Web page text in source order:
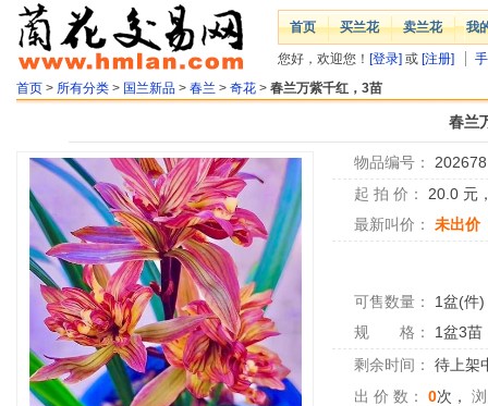
首页 买兰花 卖兰花 我
您好，欢迎您！ [登录] 或 [注册]
首页 > 所有分类 > 国兰新品 > 春兰 > 奇花 > 春兰万紫千红，3苗
春兰
物品编号：
起 拍 价：
20.0 元
最新叫价：
未出价
可售数量： 1盆(件)
规 格：
1盆3苗
剩余时间：
待上架
出 价 数：
0次，